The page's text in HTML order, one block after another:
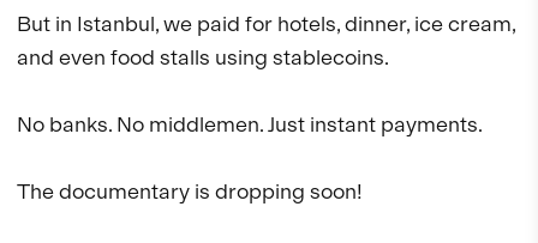
But in Istanbul, we paid for hotels, dinner, ice cream,
and even food stalls using stablecoins.
No banks. No middlemen. Just instant payments.
The documentary is dropping soon!